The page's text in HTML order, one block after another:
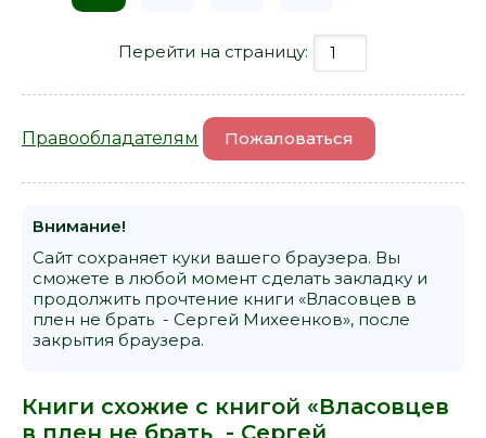
Перейти на страницу:
Правообладателям Пожаловаться
Внимание!
Сайт сохраняет куки вашего браузера. Вы
сможете в любой момент сделать закладку и
продолжить прочтение книги «Власовцев в
плен не брать - Сергей Михеенков», после
закрытия браузера.
Книги схожие с книгой «Власовцев
в плен не брать - Сергей